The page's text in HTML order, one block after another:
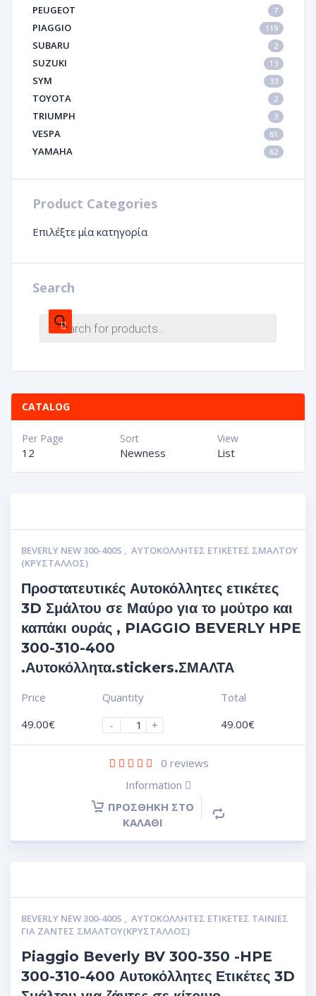
PEUGEOT 7
PIAGGIO 119
SUBARU 2
SUZUKI 13
SYM 33
TOYOTA 2
TRIUMPH 3
VESPA 61
YAMAHA 62
Product Categories
Επιλέξτε μία κατηγορία
Search
CATALOG
View
List
Sort
Newness
Per Page
12
BEVERLY NEW 300-400S , ΑΥΤΟΚΌΛΛΗΤΕΣ ΕΤΙΚΈΤΕΣ ΣΜΆΛΤΟΥ
(ΚΡΥΣΤΑΛΛΟΣ)
Προστατευτικές Αυτοκόλλητες ετικέτες
3D Σμάλτου σε Μαύρο για το μούτρο και
καπάκι ουράς , PIAGGIO BEVERLY HPE
300-310-400
.Αυτοκόλλητα.stickers.ΣΜΑΛΤΑ
Price
49.00€
Quantity
-
+
Total
49.00€
0 reviews
Information
ΠΡΟΣΘΉΚΗ ΣΤΟ
ΚΑΛΆΘΙ
BEVERLY NEW 300-400S , ΑΥΤΟΚΌΛΛΗΤΕΣ ΕΤΙΚΈΤΕΣ ΤΑΙΝΊΕΣ
ΓΙΑ ΖΆΝΤΕΣ ΣΜΆΛΤΟΥ(ΚΡΎΣΤΑΛΛΟΣ)
Piaggio Beverly BV 300-350 -HPE
300-310-400 Αυτοκόλλητες Ετικέτες 3D